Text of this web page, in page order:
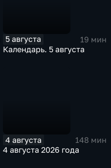
5 августа
19 мин
Календарь. 5 августа
4 августа
148 мин
4 августа 2026 года